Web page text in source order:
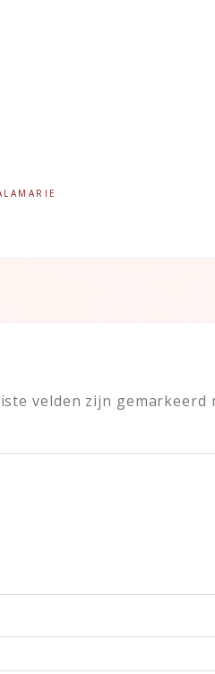
velden zijn gemarkeerd